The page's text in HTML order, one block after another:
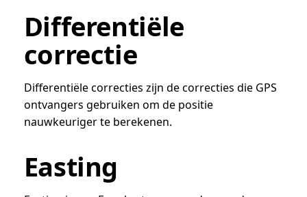
Differentiële
correctie
Differentiële correcties zijn de correcties die GPS
ontvangers gebruiken om de positie
nauwkeuriger te berekenen.
Easting